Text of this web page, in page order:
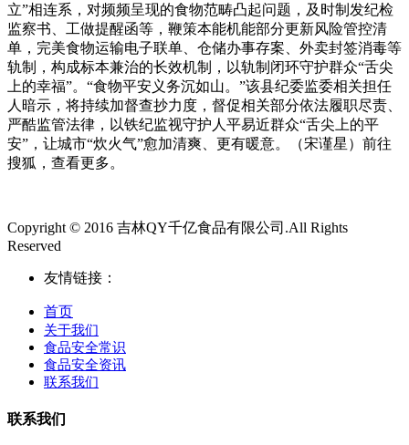
立”相连系，对频频呈现的食物范畴凸起问题，及时制发纪检
监察书、工做提醒函等，鞭策本能机能部分更新风险管控清
单，完美食物运输电子联单、仓储办事存案、外卖封签消毒等
轨制，构成标本兼治的长效机制，以轨制闭环守护群众“舌尖
上的幸福”。“食物平安义务沉如山。”该县纪委监委相关担任
人暗示，将持续加督查抄力度，督促相关部分依法履职尽责、
严酷监管法律，以铁纪监视守护人平易近群众“舌尖上的平
安”，让城市“炊火气”愈加清爽、更有暖意。（宋谨星）前往
搜狐，查看更多。
Copyright © 2016 吉林QY千亿食品有限公司.All Rights
Reserved
友情链接：
首页
关于我们
食品安全常识
食品安全资讯
联系我们
联系我们